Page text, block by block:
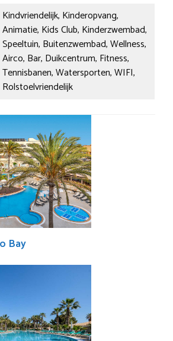
Kindvriendelijk, Kinderopvang,
Animatie, Kids Club, Kinderzwembad,
Speeltuin, Buitenzwembad, Wellness,
Airco, Bar, Duikcentrum, Fitness,
Tennisbanen, Watersporten, WIFI,
Rolstoelvriendelijk
Bay